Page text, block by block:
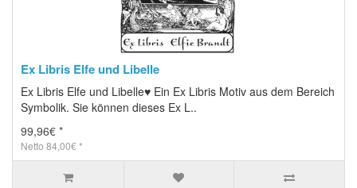
Ex Libris Elfe und Libelle
Ex Libris Elfe und Libelle♥ Ein Ex Libris Motiv aus dem Bereich
Symbolik. Sie können dieses Ex L..
99,96€ *
Netto 84,00€ *